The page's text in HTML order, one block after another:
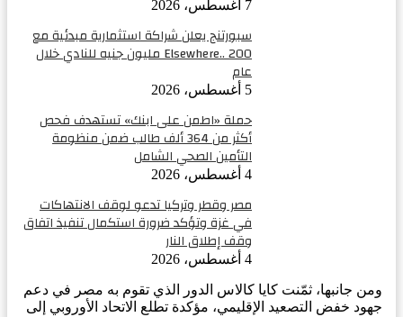
7 أغسطس، 2026
سبورتنج يعلن شراكة استثمارية مبدئية مع
Elsewhere.. 200 مليون جنيه للنادي خلال
عام
5 أغسطس، 2026
حملة «اطمن على ابنك» تستهدف فحص
أكثر من 364 ألف طالب ضمن منظومة
التأمين الصحي الشامل
4 أغسطس، 2026
مصر وقطر وتركيا تدعو لوقف الانتهاكات
في غزة وتؤكد ضرورة استكمال تنفيذ اتفاق
وقف إطلاق النار
4 أغسطس، 2026
ومن جانبها، ثمّنت كايا كالاس الدور الذي تقوم به مصر في دعم
جهود خفض التصعيد الإقليمي، مؤكدة تطلع الاتحاد الأوروبي إلى